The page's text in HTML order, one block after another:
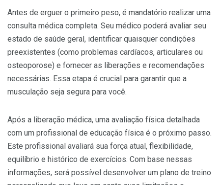
Antes de erguer o primeiro peso, é mandatório realizar uma
consulta médica completa. Seu médico poderá avaliar seu
estado de saúde geral, identificar quaisquer condições
preexistentes (como problemas cardíacos, articulares ou
osteoporose) e fornecer as liberações e recomendações
necessárias. Essa etapa é crucial para garantir que a
musculação seja segura para você.
Após a liberação médica, uma avaliação física detalhada
com um profissional de educação física é o próximo passo.
Este profissional avaliará sua força atual, flexibilidade,
equilíbrio e histórico de exercícios. Com base nessas
informações, será possível desenvolver um plano de treino